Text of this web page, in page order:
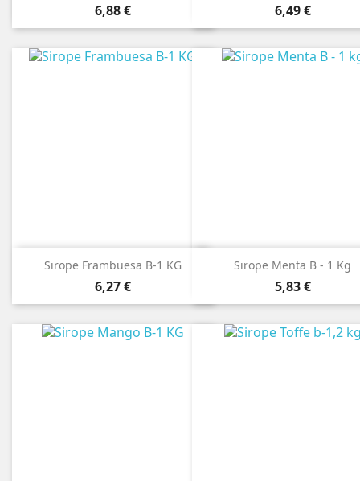
Precio
6,88 € Precio
6,49 €
Sirope Frambuesa B-1 KG
Precio
6,27 €
Sirope Menta B - 1 Kg
Precio
5,83 €